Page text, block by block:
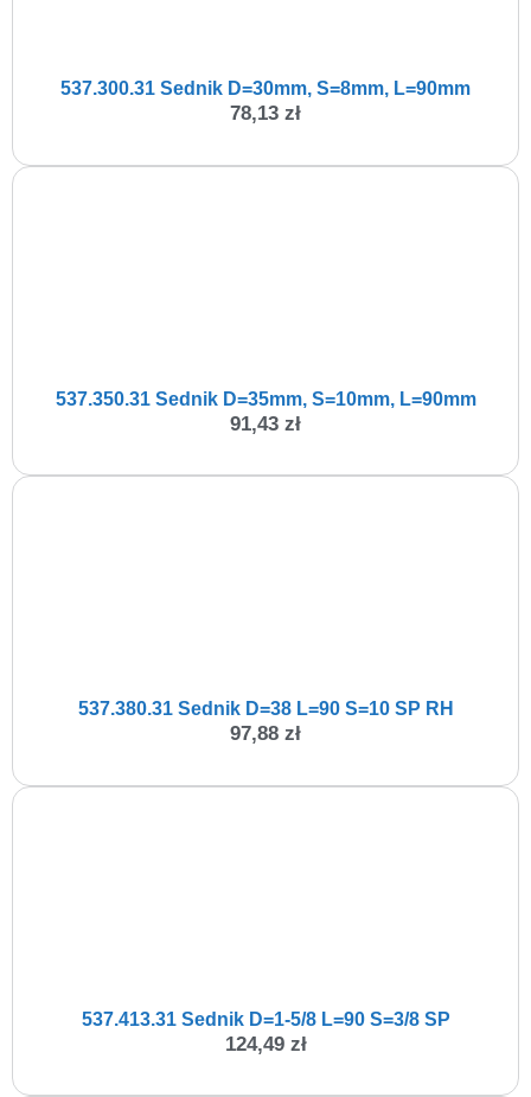
537.300.31 Sednik D=30mm, S=8mm, L=90mm
78,13 zł
537.350.31 Sednik D=35mm, S=10mm, L=90mm
91,43 zł
537.380.31 Sednik D=38 L=90 S=10 SP RH
97,88 zł
537.413.31 Sednik D=1-5/8 L=90 S=3/8 SP
124,49 zł